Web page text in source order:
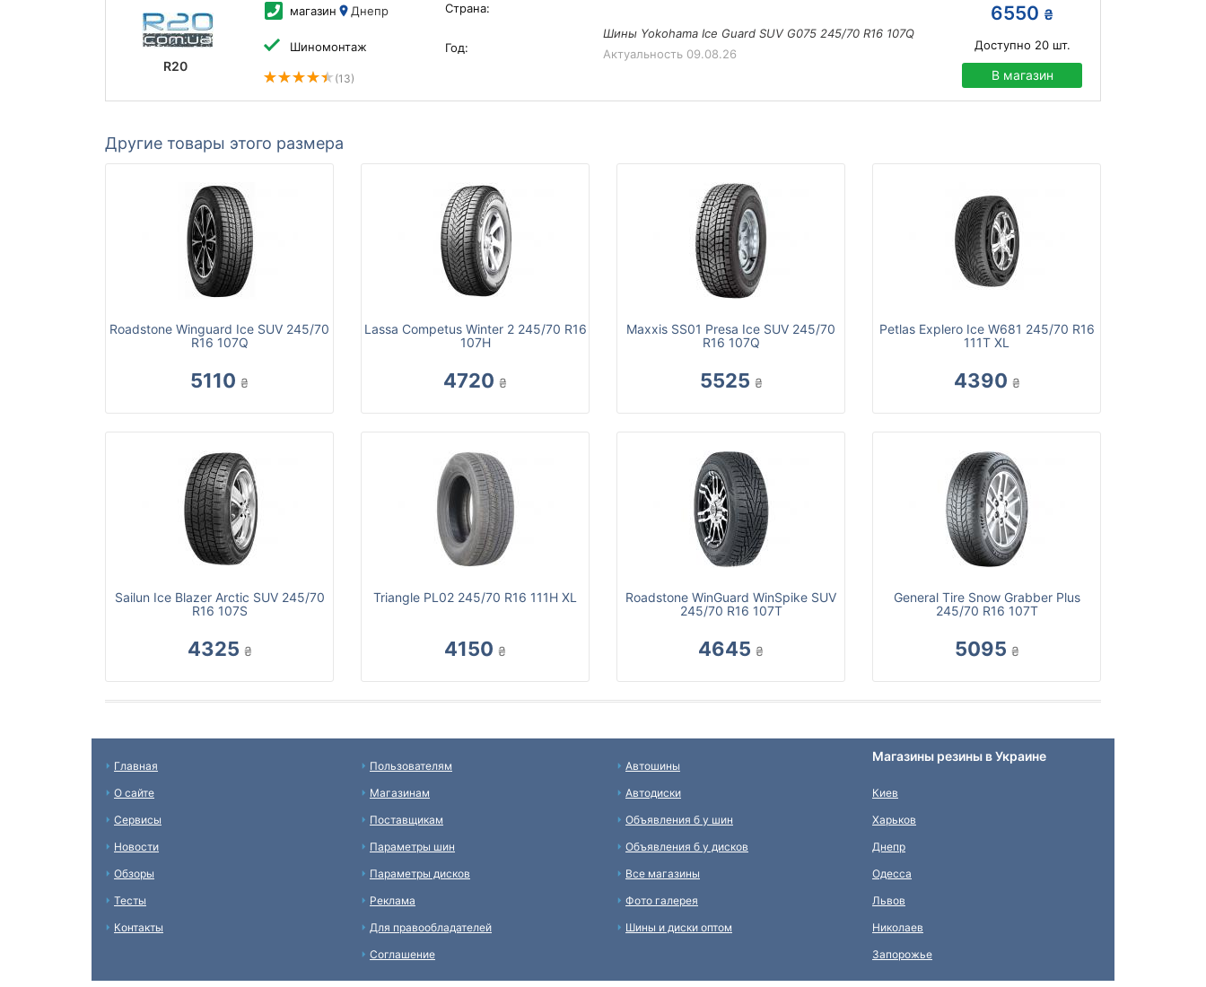
R20
магазин Днепр
Шиномонтаж
(13)
Страна:
Год:
Шины Yokohama Ice Guard SUV G075 245/70 R16 107Q
Актуальность 09.08.26
6550 ₴
Доступно 20шт.
В магазин
Другие товары этого размера
Roadstone Winguard Ice SUV 245/70
R16 107Q
5110 ₴
Lassa Competus Winter 2 245/70 R16
107H
4720 ₴
Maxxis SS01 Presa Ice SUV 245/70
R16 107Q
5525 ₴
Petlas Explero Ice W681 245/70 R16
111T XL
4390 ₴
Sailun Ice Blazer Arctic SUV 245/70
R16 107S
4325 ₴
Triangle PL02 245/70 R16 111H XL
4150 ₴
Roadstone WinGuard WinSpike SUV
245/70 R16 107T
4645 ₴
General Tire Snow Grabber Plus
245/70 R16 107T
5095 ₴
Главная
О сайте
Сервисы
Новости
Обзоры
Тесты
Контакты
Пользователям
Магазинам
Поставщикам
Параметры шин
Параметры дисков
Реклама
Для правообладателей
Соглашение
Автошины
Автодиски
Объявления б у шин
Объявления б у дисков
Все магазины
Фото галерея
Шины и диски оптом
Магазины резины в Украине
Киев
Харьков
Днепр
Одесса
Львов
Николаев
Запорожье